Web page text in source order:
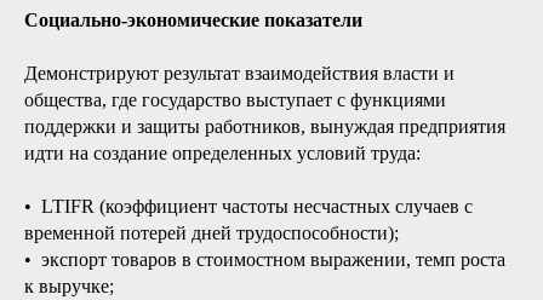
Социально-экономические показатели
Демонстрируют результат взаимодействия власти и
общества, где государство выступает с функциями
поддержки и защиты работников, вынуждая предприятия
идти на создание определенных условий труда:
• LTIFR (коэффициент частоты несчастных случаев с
временной потерей дней трудоспособности);
• экспорт товаров в стоимостном выражении, темп роста
к выручке;